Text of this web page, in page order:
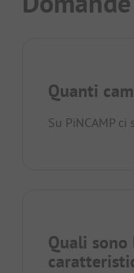
Quanti
Su PiNCAMP ci
Quali